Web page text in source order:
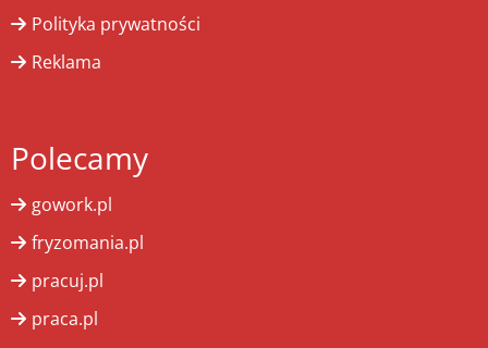
Polityka prywatności
Reklama
Polecamy
gowork.pl
fryzomania.pl
pracuj.pl
praca.pl